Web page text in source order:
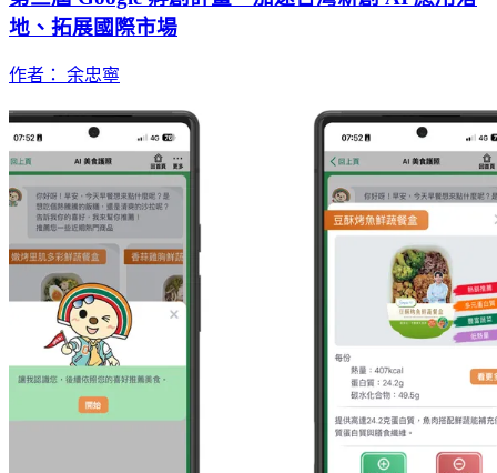
地、拓展國際市場
作者： 余忠寧